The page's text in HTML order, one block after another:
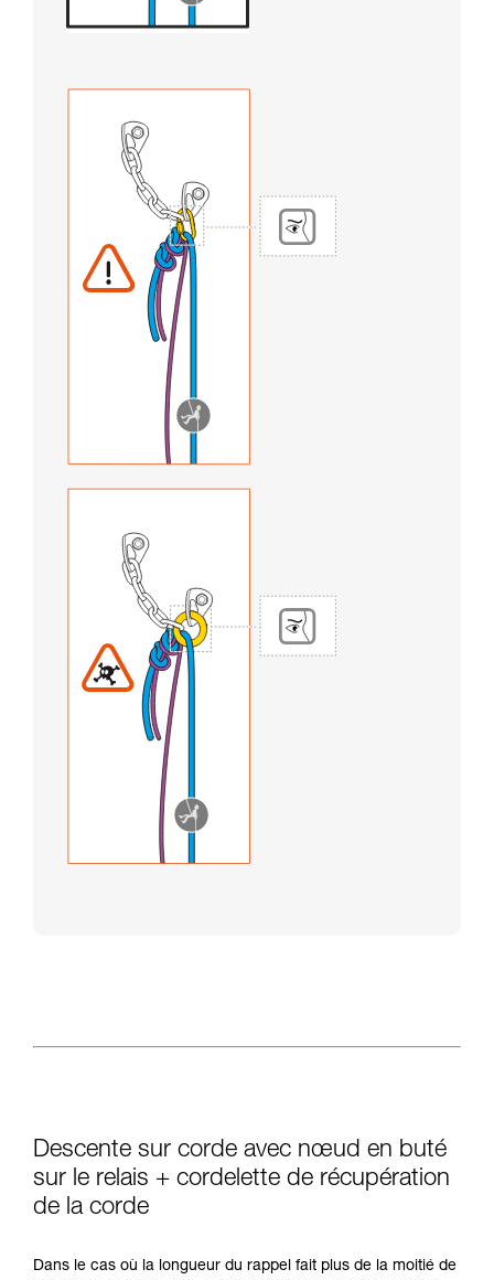
Descente sur corde avec nœud en buté
sur le relais + cordelette de récupération
de la corde
Dans le cas où la longueur du rappel fait plus de la moitié de